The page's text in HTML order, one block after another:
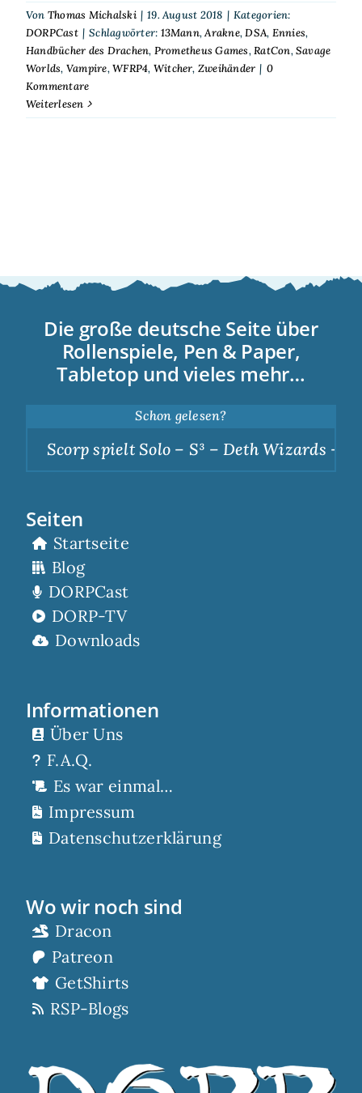
Von Thomas Michalski | 19. August 2018 | Kategorien:
DORPCast | Schlagwörter: 13Mann,Arakne,DSA, Ennies,
Handbücher des Drachen, Prometheus Games,RatCon,Savage
Worlds, Vampire,WFRP4, Witcher, Zweihänder | 0
Kommentare
Weiterlesen
Die große deutsche Seite über
Rollenspiele, Pen & Paper,
Tabletop und vieles mehr…
Schon gelesen?
Scorp spielt Solo – S³ – Deth Wizards –
Seiten
Startseite
Blog
DORPCast
DORP-TV
Downloads
Informationen
Über Uns
F.A.Q.
Es war einmal…
Impressum
Datenschutzerklärung
Wo wir noch sind
Dracon
Patreon
GetShirts
RSP-Blogs